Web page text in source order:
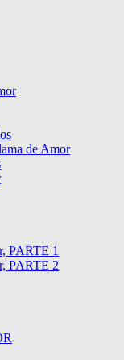
de Amor
PARTE 1
PARTE 2